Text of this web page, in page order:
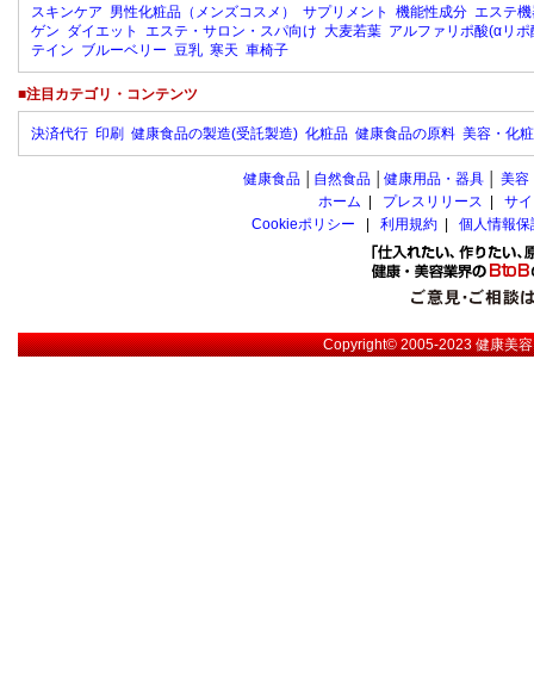
スキンケア 男性化粧品（メンズコスメ） サプリメント 機能性成分 エステ
ゲン ダイエット エステ・サロン・スパ向け 大麦若葉 アルファリポ酸(αリポ
テイン ブルーベリー 豆乳 寒天 車椅子
■注目カテゴリ・コンテンツ
決済代行 印刷 健康食品の製造(受託製造) 化粧品 健康食品の原料 美容・化
健康食品 自然食品 健康用品・器具 美容
ホーム
プレスリリース
サ
Cookieポリシー
利用規約 個人情報
Copyright© 2005-2023健康美